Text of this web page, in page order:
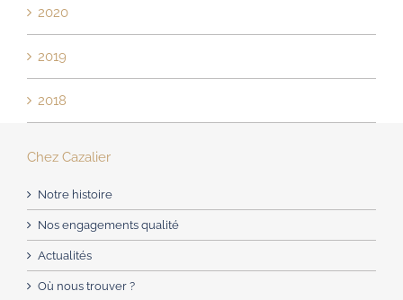
2020
2019
2018
Chez Cazalier
Notre histoire
Nos engagements qualité
Actualités
Où nous trouver ?